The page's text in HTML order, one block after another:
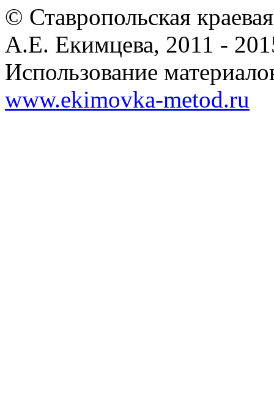
© Ставропольская
А.Е. Екимцева, 2011 -
Использование
www.ekimovka-metod.ru